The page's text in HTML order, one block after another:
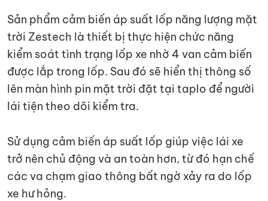
Sản phẩm cảm biến áp suất lốp năng lượng mặt
trời Zestech là thiết bị thực hiện chức năng
kiểm soát tình trạng lốp xe nhờ 4 van cảm biến
được lắp trong lốp. Sau đó sẽ hiển thị thông số
lên màn hình pin mặt trời đặt tại taplo để người
lái tiện theo dõi kiểm tra.
Sử dụng cảm biến áp suất lốp giúp việc lái xe
trở nên chủ động và an toàn hơn, từ đó hạn chế
các va chạm giao thông bất ngờ xảy ra do lốp
xe hư hỏng.